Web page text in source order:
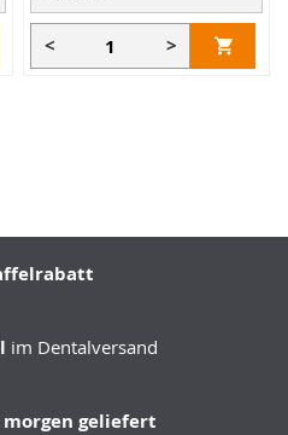
< >
im Dentalversand
morgen geliefert